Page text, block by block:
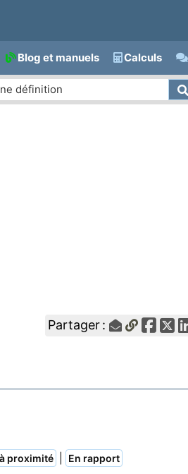
Blog et manuels Calculs
Partager :
proximité En rapport